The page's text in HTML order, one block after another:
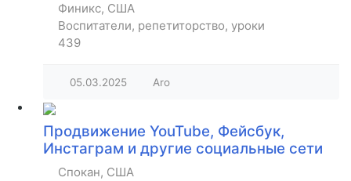
Финикс, США
Воспитатели, репетиторство, уроки
439
05.03.2025 Aro
Продвижение YouTube, Фейсбук,
Инстаграм и другие социальные сети
Спокан, США